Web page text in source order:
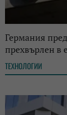
Германия
прехвърлен в
ТЕХНОЛОГИИ